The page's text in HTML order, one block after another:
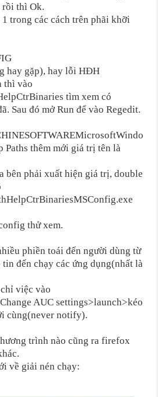
rồi thì Ok.
trong các cách trên phãi khỡi
hay gặp), hay lỗi HĐH
thì vào
tìm xem có
Sau đó mở Run để vào Regedit.
Paths thêm mới giá trị tên là
bên phải xuất hiện giá trị, double
thử xem.
phiền toái đến người dùng từ
đến chạy các ứng dụng(nhất là
việc vào
AUC settings>launch>kéo
cùng(never notify).
trình nào cũng ra firefox
về giải nén chạy: